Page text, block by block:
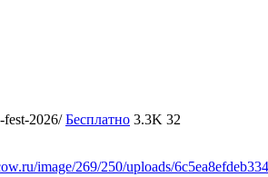
fest-2026/ Бесплатно 3.3K 32
image/269/250/uploads/